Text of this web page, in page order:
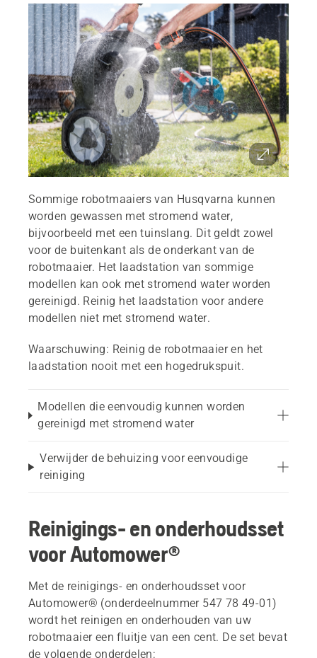
Sommige robotmaaiers van Husqvarna kunnen
worden gewassen met stromend water,
bijvoorbeeld met een tuinslang. Dit geldt zowel
voor de buitenkant als de onderkant van de
robotmaaier. Het laadstation van sommige
modellen kan ook met stromend water worden
gereinigd. Reinig het laadstation voor andere
modellen niet met stromend water.
Waarschuwing: Reinig de robotmaaier en het
laadstation nooit met een hogedrukspuit.
Modellen die eenvoudig kunnen worden
gereinigd met stromend water
Verwijder de behuizing voor eenvoudige
reiniging
Reinigings- en onderhoudsset
voor Automower®
Met de reinigings- en onderhoudsset voor
Automower® (onderdeelnummer 547 78 49-01)
wordt het reinigen en onderhouden van uw
robotmaaier een fluitje van een cent. De set bevat
de volgende onderdelen: